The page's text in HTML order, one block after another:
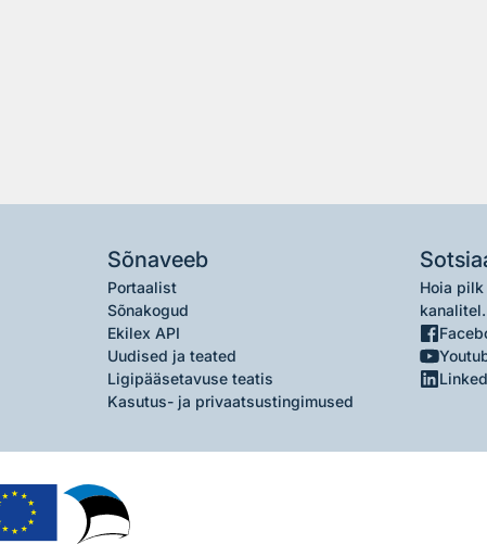
Sõnaveeb
Portaalist
Sõnakogud
Ekilex API
Uudised ja teated
Ligipääsetavuse teatis
Kasutus- ja privaatsustingimused
Hoia
kanalitel.